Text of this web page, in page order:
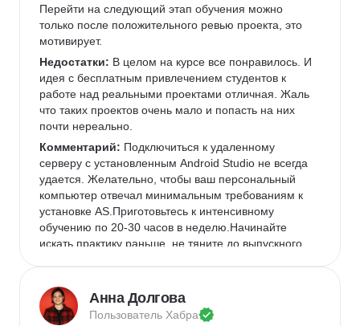
Перейти на следующий этап обучения можно
только после положительного ревью проекта, это
мотивирует.
Недостатки: В целом на курсе все понравилось. И
идея с бесплатным привлечением студентов к
работе над реальными проектами отличная. Жаль
что таких проектов очень мало и попасть на них
почти нереально.
Комментарий: Подключиться к удаленному
серверу с установленным Android Studio не всегда
удается. Желательно, чтобы ваш персональный
компьютер отвечал минимальным требованиям к
установке AS.Приготовьтесь к интенсивному
обучению по 20-30 часов в неделю.Начинайте
искать практику раньше, не тяните до выпускного.
Анна Долгова
Пользователь Хабра